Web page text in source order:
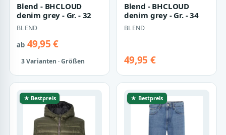
Blend - BHCLOUD
denim grey - Gr. - 32
BLEND
ab49,95 €
3 Varianten · Größen
Blend - BHCLOUD
denim grey - Gr. - 34
BLEND
49,95 €
★ Bestpreis ★ Bestpreis